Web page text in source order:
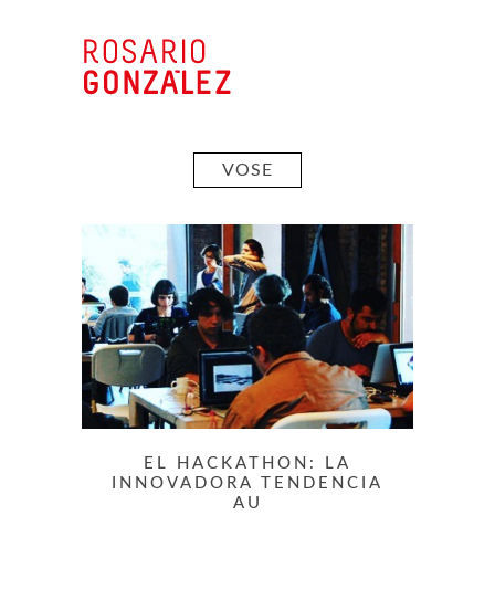
VOSE
EL HACKATHON: LA
INNOVADORA TENDENCIA
AU